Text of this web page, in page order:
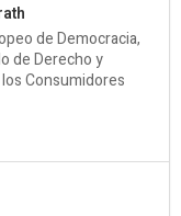
de Democracia,
de Derecho y
Consumidores